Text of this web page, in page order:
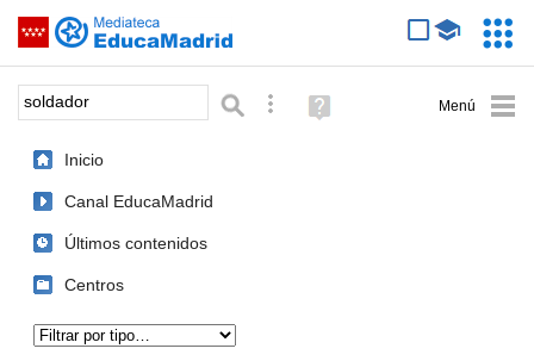
Saltar navegación
Palabra o frase: Búsqueda avanzada
Ayuda
(en
Inicio
Canal EducaMadrid
Últimos contenidos
Centros